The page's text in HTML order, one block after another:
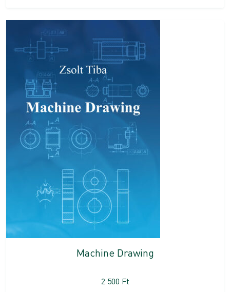
Machine Drawing
2 500 Ft